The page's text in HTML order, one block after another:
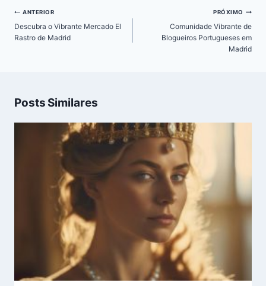
Navegação
de
Post
ANTERIOR
Descubra o Vibrante Mercado El
Rastro de Madrid
PRÓXIMO
Comunidade Vibrante de
Blogueiros Portugueses em
Madrid
Posts Similares